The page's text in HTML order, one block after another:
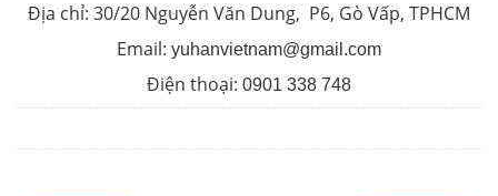
Địa chỉ: 30/20 Nguyễn Văn Dung, P6, Gò Vấp, TPHCM
Email: yuhanvietnam@gmail.com
Điện thoại: 0901 338 748